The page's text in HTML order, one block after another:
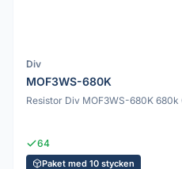
Div
MOF3WS-680K
Resistor Div MOF3WS-680K
64
Paket med 10 stycken